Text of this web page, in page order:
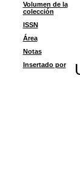
Volumen de la
colección
ISSN
Área
Notas
Insertado por